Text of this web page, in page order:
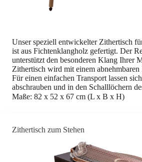
Unser speziell entwickelter Zithertisch
ist aus Fichtenklangholz gefertigt. Der
unterstützt den besonderen Klang Ihrer
Zithertisch wird mit einem
Für einen einfachen Transport lassen
abschrauben und in den Schalllöchern
Maße: 82 x 52 x 67 cm (L x B x H)
Zithertisch zum Stehen